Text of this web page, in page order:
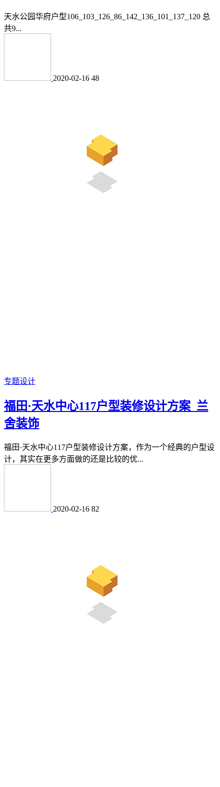
天水公园华府户型106_103_126_86_142_136_101_137_120 总
共9...
2020-02-16 48
专题设计
福田·天水中心117户型装修设计方案_兰
舍装饰
福田·天水中心117户型装修设计方案，作为一个经典的户型设
计，其实在更多方面做的还是比较的优...
2020-02-16 82